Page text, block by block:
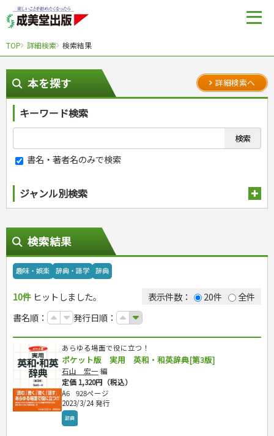
TOP 詳細検索 検索結果
本を探す 詳細検索へ
キーワード検索
書名・著者名のみで検索
ジャンル別検索
スポーツ
スポーツルール
野球
ゴルフ
トレーニング
ジュニアスポーツ
その他スポーツ
自然・アウトドア・ペット
アウトドア
犬・猫
ペット・飼育
園芸・野菜づくり
雑学
娯楽・ゲーム・占い
ナンプレ
囲碁・将棋・麻雀
ゲーム・マジック
家相・風水・占い
カルチャー・芸術・趣味
鉄道・車・自転車
音楽・楽器
趣味・鑑賞・カメラ
絵画・デッサン
俳句・詩・ことば
辞典・語学
辞典
語学・旅行会話
運転免許
原付・二輪
普通免許
その他免許
生活・暮らし
料理
料理・レシピ
おもてなし・ごちそう料理
各国料理
手芸・クラフト
編み物
ソーイング
住まい・インテリア・暮らし
インテリア・ハウジング
美容・ファッション
健康と保育
家庭医学・健康
ツボ・マッサージ
家庭医学・病気
看護・介護
看護一般
保育・教育
こどもの本
検索結果
趣味・娯楽 辞典・語学 辞典
10件 ヒットしました。 表示件数： 20件
全件
書名順：
発行日順：
あらゆる場面で役に立つ！
ポケット版 実用 英和・和英辞典[第3版]
石山 宏一 編
定価 1,320円（税込）
A6
928ページ
2023/3/24 発行
辞典